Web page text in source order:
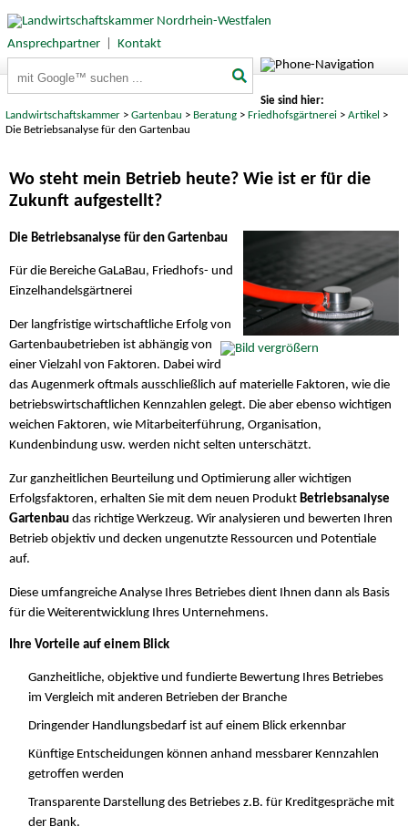
Ansprechpartner|
Kontakt
Sie sind hier:
Landwirtschaftskammer >Gartenbau > Beratung >Friedhofsgärtnerei >Artikel >
Die Betriebsanalyse für den Gartenbau
Wo steht mein Betrieb heute? Wie ist er für die
Zukunft aufgestellt?
Die Betriebsanalyse für den Gartenbau
Für die Bereiche GaLaBau, Friedhofs- und
Einzelhandelsgärtnerei
Der langfristige wirtschaftliche Erfolg von
Gartenbaubetrieben ist abhängig von
einer Vielzahl von Faktoren. Dabei wird
das Augenmerk oftmals ausschließlich auf materielle Faktoren, wie die
betriebswirtschaftlichen Kennzahlen gelegt. Die aber ebenso wichtigen
weichen Faktoren, wie Mitarbeiterführung, Organisation,
Kundenbindung usw. werden nicht selten unterschätzt.
Zur ganzheitlichen Beurteilung und Optimierung aller wichtigen
Erfolgsfaktoren, erhalten Sie mit dem neuen Produkt Betriebsanalyse
Gartenbau das richtige Werkzeug. Wir analysieren und bewerten Ihren
Betrieb objektiv und decken ungenutzte Ressourcen und Potentiale
auf.
Diese umfangreiche Analyse Ihres Betriebes dient Ihnen dann als Basis
für die Weiterentwicklung Ihres Unternehmens.
Ihre Vorteile auf einem Blick
Ganzheitliche, objektive und fundierte Bewertung Ihres Betriebes
im Vergleich mit anderen Betrieben der Branche
Dringender Handlungsbedarf ist auf einem Blick erkennbar
Künftige Entscheidungen können anhand messbarer Kennzahlen
getroffen werden
Transparente Darstellung des Betriebes z.B. für Kreditgespräche mit
der Bank.